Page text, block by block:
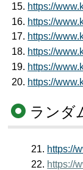
https://
https://
https://
https://
https://
https://
ランダ
https://
https://